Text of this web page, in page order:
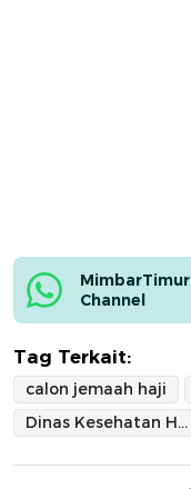
Channel
Tag Terkait:
calon jemaah haji
Dinas Kesehatan Halmahera Selatan